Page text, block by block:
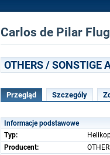
Carlos de Pilar
OTHERS /
Przegląd Szczególy
Informacje podstawowe
Typ:
Producent: